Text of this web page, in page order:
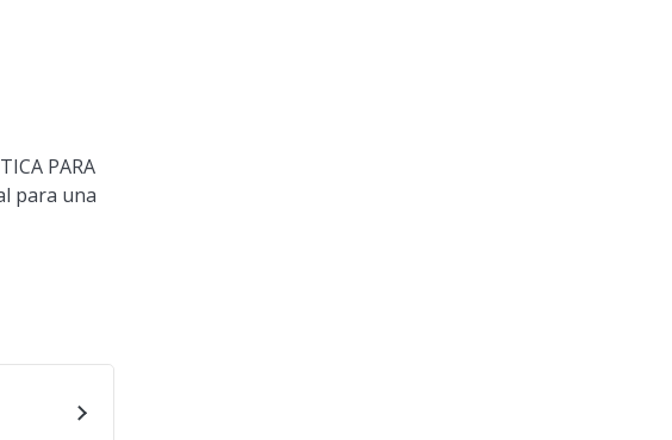
PARA
para una